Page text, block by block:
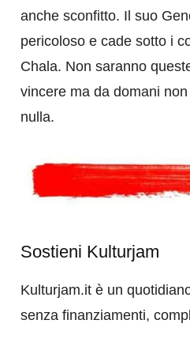
anche sconfitto. Il suo
pericoloso e cade sotto i
Chala. Non saranno
vincere ma da domani
nulla.
Sostieni Kulturjam
Kulturjam.it è un
senza finanziamenti,